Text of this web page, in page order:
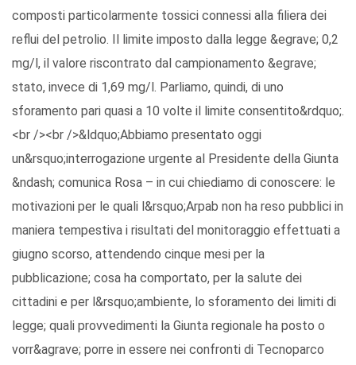
composti particolarmente tossici connessi alla filiera dei
reflui del petrolio. Il limite imposto dalla legge &egrave; 0,2
mg/l, il valore riscontrato dal campionamento &egrave;
stato, invece di 1,69 mg/l. Parliamo, quindi, di uno
sforamento pari quasi a 10 volte il limite consentito&rdquo;.
<br /><br />&ldquo;Abbiamo presentato oggi
un&rsquo;interrogazione urgente al Presidente della Giunta
&ndash; comunica Rosa – in cui chiediamo di conoscere: le
motivazioni per le quali l&rsquo;Arpab non ha reso pubblici in
maniera tempestiva i risultati del monitoraggio effettuati a
giugno scorso, attendendo cinque mesi per la
pubblicazione; cosa ha comportato, per la salute dei
cittadini e per l&rsquo;ambiente, lo sforamento dei limiti di
legge; quali provvedimenti la Giunta regionale ha posto o
vorr&agrave; porre in essere nei confronti di Tecnoparco